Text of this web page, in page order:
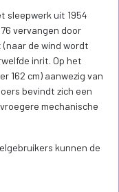
sleepwerk uit 1954
vervangen door
de wind wordt
inrit. Op het
162 cm) aanwezig van
bevindt zich een
mechanische
kunnen de